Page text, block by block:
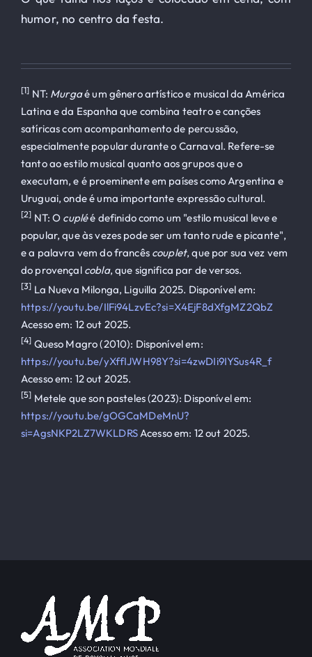
humor, no centro da festa.
[1] NT: Murgaé um gênero artístico e musical da América
Latina e da Espanha que combina teatro e canções
satíricas com acompanhamento de percussão,
especialmente popular durante o Carnaval. Refere-se
tanto ao estilo musical quanto aos grupos que o
executam, e é proeminente em países como Argentina e
Uruguai, onde é uma importante expressão cultural.
[2] NT: O cupléé definido como um "estilo musical leve e
popular, que às vezes pode ser um tanto rude e picante",
e a palavra vem do francês couplet, que por sua vez vem
do provençalcobla, que significa par de versos.
[3] La Nueva Milonga, Liguilla 2025. Disponível em:
https://youtu.be/IlFi94LzvEc?si=X4EjF8dXfgMZ2QbZ
Acesso em: 12 out 2025.
[4] Queso Magro (2010): Disponível em:
https://youtu.be/yXffIJWH98Y?si=4zwDIi9IYSus4R_f
Acesso em: 12 out 2025.
[5] Metele que son pasteles (2023): Disponível em:
https://youtu.be/gOGCaMDeMnU?
si=AgsNKP2LZ7WKLDRSAcesso em: 12 out 2025.